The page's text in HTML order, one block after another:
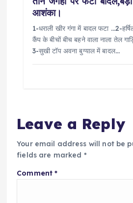
आशंका।
1-धराली खीर गंगा में बादल फटा …2-
कैंप के बीचों बीच बहने वाला नाला तेल
3-सुखी टॉप अवना बुग्याल में बादल…
Leave a Reply
Your email address will not be
fields are marked *
Comment*